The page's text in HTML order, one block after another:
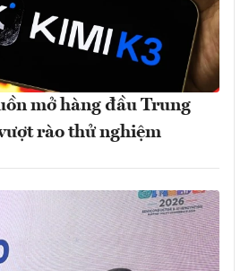
mở hàng đầu Trung
rào thử nghiệm